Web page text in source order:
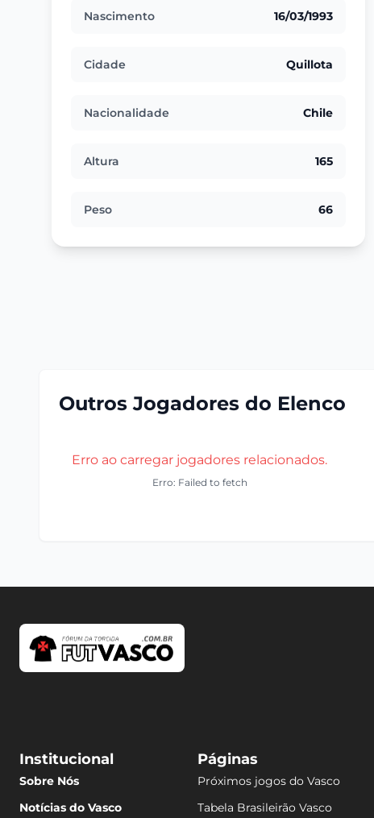
Nascimento 16/03/1993
Cidade Quillota
Nacionalidade Chile
Altura 165
Peso 66
Outros Jogadores do Elenco
Erro ao carregar jogadores relacionados.
Erro: Failed to fetch
Institucional
Sobre Nós
Notícias do Vasco
Páginas
Próximos jogos do Vasco
Tabela Brasileirão Vasco